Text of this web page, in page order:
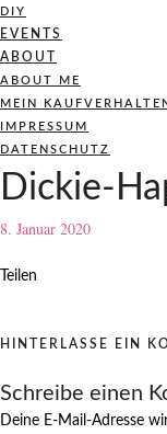
DIY
EVENTS
ABOUT
ABOUT ME
MEIN
IMPRESSUM
DATENSCHUTZ
Dickie-
8. Januar 2020
Teilen
HINTERLASSE EIN
Schreibe einen
Deine E-Mail-Adresse